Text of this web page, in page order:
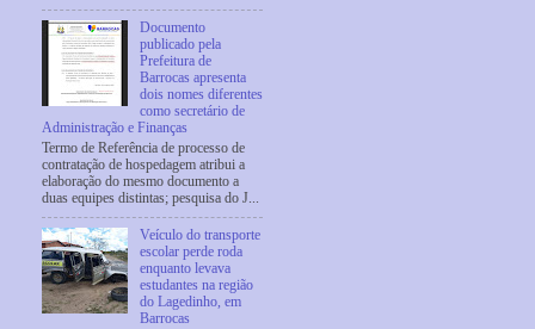
Documento
publicado pela
Prefeitura de
Barrocas apresenta
dois nomes diferentes
como secretário de
Administração e Finanças
Termo de Referência de processo de
contratação de hospedagem atribui a
elaboração do mesmo documento a
duas equipes distintas; pesquisa do J...
Veículo do transporte
escolar perde roda
enquanto levava
estudantes na região
do Lagedinho, em
Barrocas